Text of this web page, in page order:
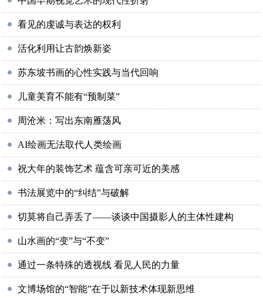
看见的虔诚与表达的权利
活化利用让古韵焕新姿
苏东坡书画的心性实践与当代回响
儿童美育不能有“预制菜”
周沧米：写出东南雁荡风
AI绘画无法取代人类绘画
祝大年的装饰艺术 蕴含可亲可近的美感
书法展览中的“纠结”与破解
切莫将自己弄丢了——谈谈中国摄影人的主体性建构
山水画的“变”与“不变”
通过一条特殊的透视线 看见人民的力量
文博场馆的“智能”在于以新技术体现新思维